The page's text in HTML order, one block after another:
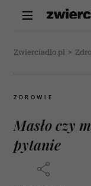
Zwierciadlo.pl >
ZDROWIE
Masło czy
pytanie